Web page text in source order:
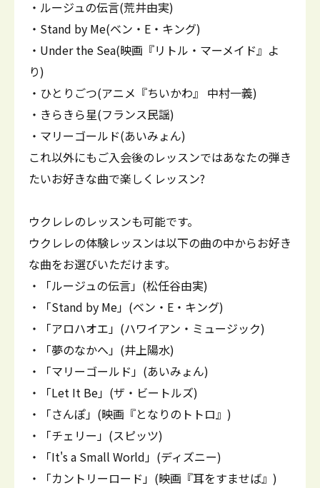
・ルージュの伝言(荒井由実)
・Stand by Me(ベン・E・キング)
・Under the Sea(映画『リトル・マーメイド』よ
り)
・ひとりごつ(アニメ『ちいかわ』 中村一義)
・きらきら星(フランス民謡)
・マリーゴールド(あいみょん)
これ以外にもご入会後のレッスンではあなたの弾き
たいお好きな曲で楽しくレッスン?
ウクレレのレッスンも可能です。
ウクレレの体験レッスンは以下の曲の中からお好き
な曲をお選びいただけます。
・「ルージュの伝言」(松任谷由実)
・「Stand by Me」(ベン・E・キング)
・「アロハオエ」(ハワイアン・ミュージック)
・「夢のなかへ」(井上陽水)
・「マリーゴールド」(あいみょん)
・「Let It Be」(ザ・ビートルズ)
・「さんぽ」(映画『となりのトトロ』)
・「チェリー」(スピッツ)
・「It's a Small World」(ディズニー)
・「カントリーロード」(映画『耳をすませば』)